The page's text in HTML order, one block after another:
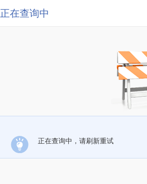
正在查询中
正在查询中，请刷新重试